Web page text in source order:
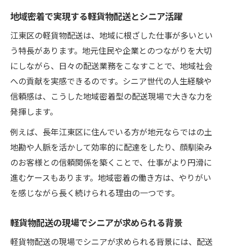
ート体制
健康を保ちながら働ける軽貨物配送の実践
法
東京都江東区で無理なく続くシニア活躍の仕事
江東区で軽貨物配送がシニアに続けやすい
理由
シニア活躍が息長く続く軽貨物配送の秘訣
地域に根差した軽貨物配送の仕事の安定性
無理なく長く続けられる配送ドライバー生
活
軽貨物配送で得られるシニアのやりがいと
は
地域密着で実現する軽貨物配送とシニア活躍
江東区の軽貨物配送は、地域に根ざした仕事が多いとい
う特長があります。地元住民や企業とのつながりを大切
にしながら、日々の配送業務をこなすことで、地域社会
への貢献を実感できるのです。シニア世代の人生経験や
信頼感は、こうした地域密着型の配送現場で大きな力を
発揮します。
例えば、長年江東区に住んでいる方が地元ならではの土
地勘や人脈を活かして効率的に配達をしたり、顔馴染み
のお客様との信頼関係を築くことで、仕事がより円滑に
進むケースもあります。地域密着の働き方は、やりがい
を感じながら長く続けられる理由の一つです。
軽貨物配送の現場でシニアが求められる背景
軽貨物配送の現場でシニアが求められる背景には、配送